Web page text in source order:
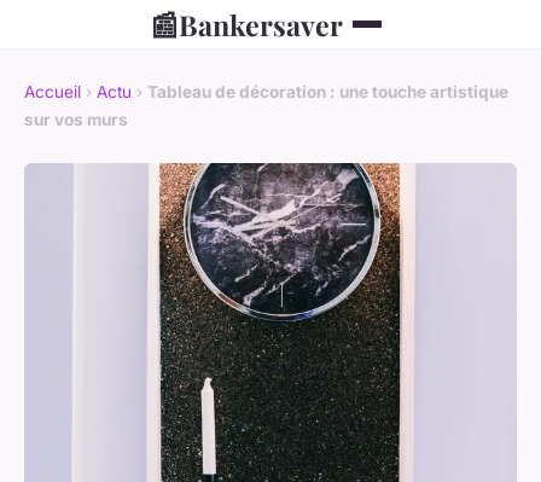
📰Bankersaver
Accueil › Actu › Tableau de décoration : une touche artistique
sur vos murs